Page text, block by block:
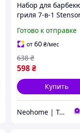
Набор для
гриля 7-в-1
(N001257)
Готово к отправке
от60 ₴/мес
598 ₴
638 ₴
Купить
Neohome | Товары для дома и дачи